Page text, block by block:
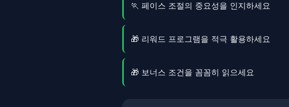
🏃 페이스 조절의 중요성을 인지하세요
🎁 리워드 프로그램을 적극 활용하세요
🎁 보너스 조건을 꼼꼼히 읽으세요